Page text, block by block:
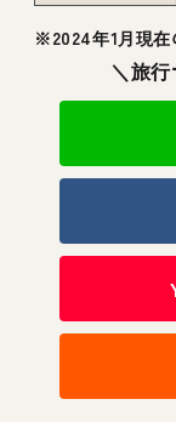
※2024年1月現在
＼旅